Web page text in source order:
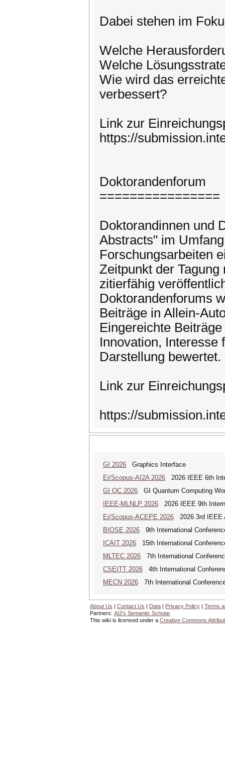
Dabei stehen im
Welche
Welche
Wie wird das
verbessert?
Link zur
https://
Doktorandenforum
================
Doktorandinnen und
Abstracts" im
Forschungsarbeiten
Zeitpunkt der
zitierfähig
Doktorandenforums
Beiträge in Allein-
Eingereichte
Innovation, Interesse
Darstellung bewertet.
Link zur
https://
GI 2026 Graphics Interface
Ei/Scopus-AI2A 2026 2026 IEEE 6th
GI QC 2026 GI Quantum Computing
IEEE-MLNLP 2026 2026 IEEE 9th
Ei/Scopus-ACEPE 2026 2026 3rd IEEE
BIOSE 2026 9th International
ICAIT 2026 15th International
MLTEC 2026 7th International
CSEITT 2026 4th International
MECN 2026 7th International
About Us | Contact Us | Data | Privacy Policy | Terms
Partners: AI2's Semantic Scholar
This wiki is licensed under a Creative Commons